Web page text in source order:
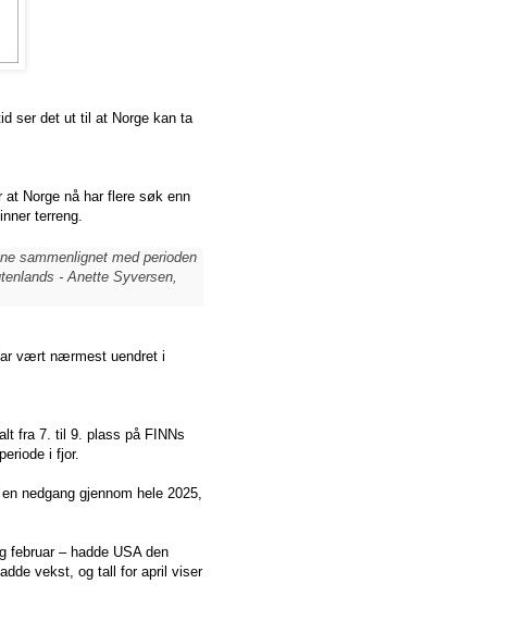
ser det ut til at Norge kan ta
Norge nå har flere søk enn
terreng.
sammenlignet med perioden
- Anette Syversen,
vært nærmest uendret i
fra 7. til 9. plass på FINNs
i fjor.
nedgang gjennom hele 2025,
februar – hadde USA den
vekst, og tall for april viser